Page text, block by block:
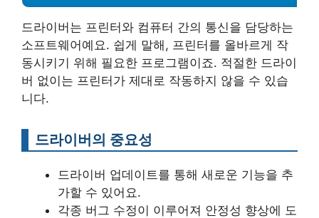
드라이버는 프린터와 컴퓨터 간의 통신을 담당하는
소프트웨어예요. 쉽게 말해, 프린터를 올바르게 작
동시키기 위해 필요한 프로그램이죠. 적절한 드라이
버 없이는 프린터가 제대로 작동하지 않을 수 있습
니다.
드라이버의 중요성
드라이버 업데이트를 통해 새로운 기능을 추
가할 수 있어요.
각종 버그 수정이 이루어져 안정성 향상에 도